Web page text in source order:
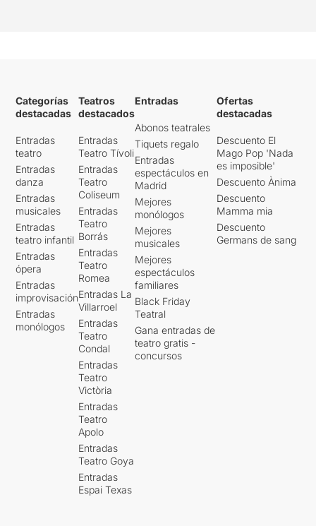
Categorías
destacadas
Entradas
teatro
Entradas
danza
Entradas
musicales
Entradas
teatro infantil
Entradas
ópera
Entradas
improvisación
Entradas
monólogos
Teatros
destacados
Entradas
Teatro Tívoli
Entradas
Teatro
Coliseum
Entradas
Teatro
Borrás
Entradas
Teatro
Romea
Entradas La
Villarroel
Entradas
Teatro
Condal
Entradas
Teatro
Victòria
Entradas
Teatro
Apolo
Entradas
Teatro Goya
Entradas
Espai Texas
Entradas
Abonos teatrales
Tiquets regalo
Entradas
espectáculos en
Madrid
Mejores
monólogos
Mejores
musicales
Mejores
espectáculos
familiares
Black Friday
Teatral
Gana entradas de
teatro gratis -
concursos
Ofertas
destacadas
Descuento El
Mago Pop 'Nada
es imposible'
Descuento Ànima
Descuento
Mamma mia
Descuento
Germans de sang